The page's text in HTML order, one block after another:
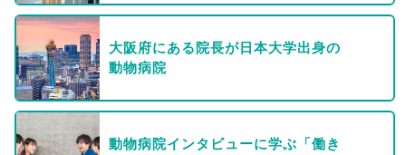
大阪府にある院長が日本大学出身の
動物病院
動物病院インタビューに学ぶ「働き